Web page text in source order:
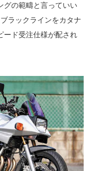
グの範疇と言っていい
ラックラインをカタナ
ード受注仕様が配され